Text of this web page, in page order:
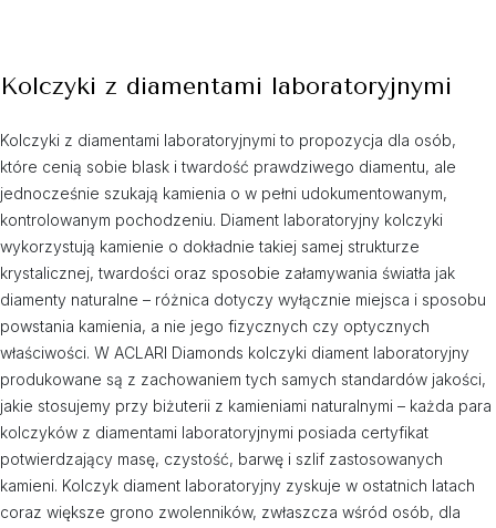
Kolczyki z diamentami laboratoryjnymi
Kolczyki z diamentami laboratoryjnymi to propozycja dla osób,
które cenią sobie blask i twardość prawdziwego diamentu, ale
jednocześnie szukają kamienia o w pełni udokumentowanym,
kontrolowanym pochodzeniu. Diament laboratoryjny kolczyki
wykorzystują kamienie o dokładnie takiej samej strukturze
krystalicznej, twardości oraz sposobie załamywania światła jak
diamenty naturalne – różnica dotyczy wyłącznie miejsca i sposobu
powstania kamienia, a nie jego fizycznych czy optycznych
właściwości. W ACLARI Diamonds kolczyki diament laboratoryjny
produkowane są z zachowaniem tych samych standardów jakości,
jakie stosujemy przy biżuterii z kamieniami naturalnymi – każda para
kolczyków z diamentami laboratoryjnymi posiada certyfikat
potwierdzający masę, czystość, barwę i szlif zastosowanych
kamieni. Kolczyk diament laboratoryjny zyskuje w ostatnich latach
coraz większe grono zwolenników, zwłaszcza wśród osób, dla